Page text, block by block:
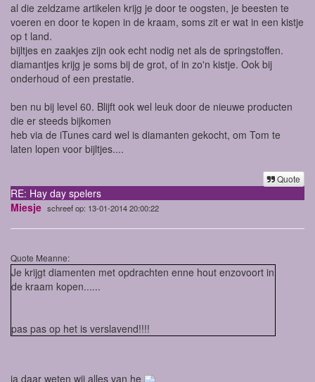
al die zeldzame artikelen krijg je door te oogsten, je beesten te
voeren en door te kopen in de kraam, soms zit er wat in een kistje
op t land.
bijltjes en zaakjes zijn ook echt nodig net als de springstoffen.
diamantjes krijg je soms bij de grot, of in zo'n kistje. Ook bij
onderhoud of een prestatie.
ben nu bij level 60. Blijft ook wel leuk door de nieuwe producten
die er steeds bijkomen
heb via de iTunes card wel is diamanten gekocht, om Tom te
laten lopen voor bijltjes....
Quote
RE: Hay day spelers
Miesje schreef op: 13-01-2014 20:00:22
Quote Meanne:
Je krijgt diamenten met opdrachten enne hout enzovoort in
de kraam kopen......
pas pas op het is verslavend!!!!
ja daar weten wij alles van he